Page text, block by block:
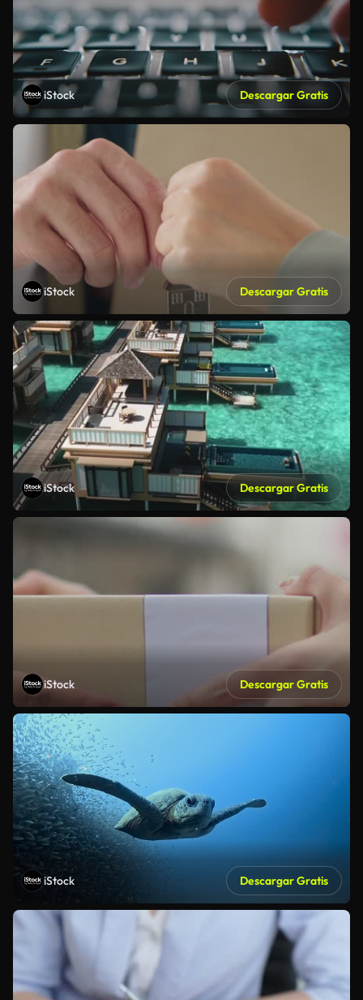
iStock Descargar Gratis
iStock Descargar Gratis
iStock Descargar Gratis
iStock Descargar Gratis
iStock Descargar Gratis